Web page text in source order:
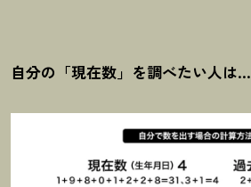
自分の「現在数」を調べたい人は…